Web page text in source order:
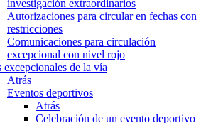
investigación extraordinarios
Autorizaciones para circular en fechas con
restricciones
Comunicaciones para circulación
excepcional con nivel rojo
excepcionales de la vía
Atrás
Eventos deportivos
Atrás
Celebración de un evento deportivo